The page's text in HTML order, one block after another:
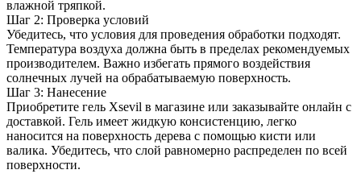
влажной тряпкой.
Шаг 2: Проверка условий
Убедитесь, что условия для проведения обработки подходят.
Температура воздуха должна быть в пределах рекомендуемых
производителем. Важно избегать прямого воздействия
солнечных лучей на обрабатываемую поверхность.
Шаг 3: Нанесение
Приобретите гель Xsevil в магазине или заказывайте онлайн с
доставкой. Гель имеет жидкую консистенцию, легко
наносится на поверхность дерева с помощью кисти или
валика. Убедитесь, что слой равномерно распределен по всей
поверхности.